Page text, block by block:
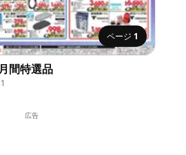
ページ 1
間特選品
広告